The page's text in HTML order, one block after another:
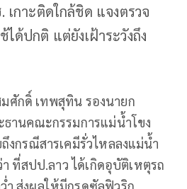
เกาะติดใกล้ชิด แจงตรวจ
ด้ปกติ แต่ยังเฝ้าระวังถึง
มศักดิ์ เทพสุทิน รองนายก
านคณะกรรมการแม่น้ำโขง
งกรณีสารเคมีรั่วไหลลงแม่น้ำ
า ที่สปป.ลาว ได้เกิดอุบัติเหตุรถ